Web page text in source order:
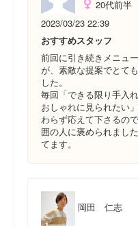
20代前半
2023/03/23 22:39
おすすめスタッフ
前回に引き続きメニュ
が、素敵な提案でとて
した。
毎回「できる限り手入
おしゃれに見られたい
わらず応えて下さるの
囲の人に褒められまし
てます。
岡田 仁志